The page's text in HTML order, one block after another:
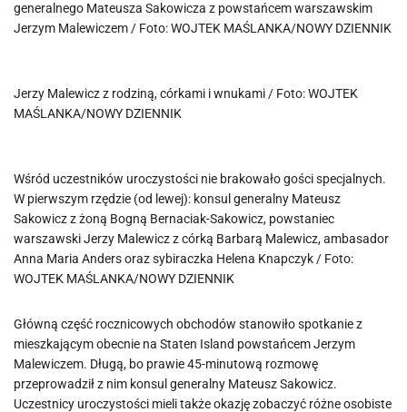
generalnego Mateusza Sakowicza z powstańcem warszawskim
Jerzym Malewiczem / Foto: WOJTEK MAŚLANKA/NOWY DZIENNIK
Jerzy Malewicz z rodziną, córkami i wnukami / Foto: WOJTEK
MAŚLANKA/NOWY DZIENNIK
Wśród uczestników uroczystości nie brakowało gości specjalnych.
W pierwszym rzędzie (od lewej): konsul generalny Mateusz
Sakowicz z żoną Bogną Bernaciak-Sakowicz, powstaniec
warszawski Jerzy Malewicz z córką Barbarą Malewicz, ambasador
Anna Maria Anders oraz sybiraczka Helena Knapczyk / Foto:
WOJTEK MAŚLANKA/NOWY DZIENNIK
Główną część rocznicowych obchodów stanowiło spotkanie z
mieszkającym obecnie na Staten Island powstańcem Jerzym
Malewiczem. Długą, bo prawie 45-minutową rozmowę
przeprowadził z nim konsul generalny Mateusz Sakowicz.
Uczestnicy uroczystości mieli także okazję zobaczyć różne osobiste